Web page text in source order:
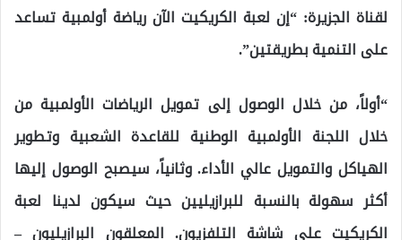
لقناة الجزيرة: “إن لعبة الكريكيت الآن رياضة أولمبية تساعد
على التنمية بطريقتين”.
“أولاً، من خلال الوصول إلى تمويل الرياضات الأولمبية من
خلال اللجنة الأولمبية الوطنية للقاعدة الشعبية وتطوير
الهياكل والتمويل عالي الأداء. وثانياً، سيصبح الوصول إليها
أكثر سهولة بالنسبة للبرازيليين حيث سيكون لدينا لعبة
الكريكيت على شاشة التلفزيون. المعلقون البرازيليون –